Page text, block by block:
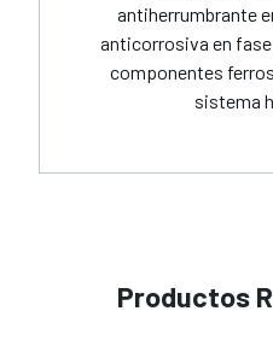
antiherrumbrante
anticorrosiva en
componentes
sistema
Productos